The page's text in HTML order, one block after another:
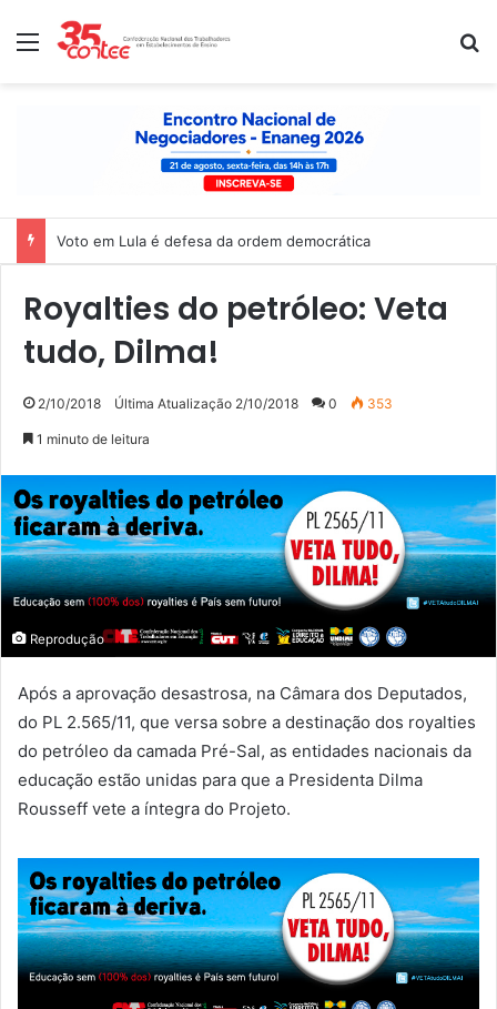
Menu
Voto em Lula é defesa da ordem democrática
Royalties do petróleo: Veta
tudo, Dilma!
2/10/2018 Última Atualização 2/10/2018 0 353
1 minuto de leitura
Reprodução
Após a aprovação desastrosa, na Câmara dos Deputados,
do PL 2.565/11, que versa sobre a destinação dos royalties
do petróleo da camada Pré-Sal, as entidades nacionais da
educação estão unidas para que a Presidenta Dilma
Rousseff vete a íntegra do Projeto.